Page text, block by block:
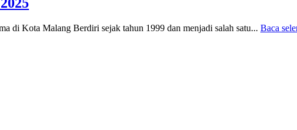
di Kota Malang Berdiri sejak tahun 1999 dan menjadi salah satu... Baca